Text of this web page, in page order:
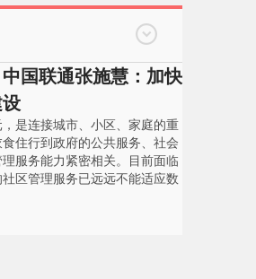
国联通张施慧：加快
是连接城市、小区、家庭的重
住行到政府的公共服务、社会
服务能力紧密相关。目前面临
区管理服务已远远不能适应数